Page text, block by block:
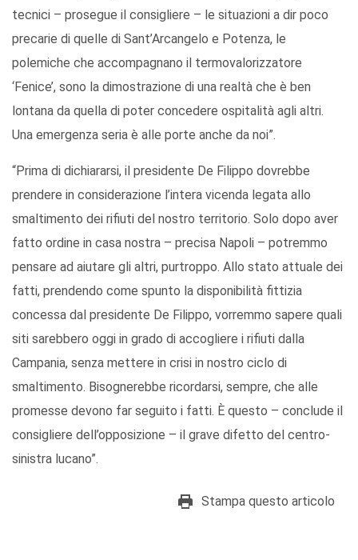
tecnici – prosegue il consigliere – le situazioni a dir poco
precarie di quelle di Sant’Arcangelo e Potenza, le
polemiche che accompagnano il termovalorizzatore
‘Fenice’, sono la dimostrazione di una realtà che è ben
lontana da quella di poter concedere ospitalità agli altri.
Una emergenza seria è alle porte anche da noi”.
“Prima di dichiararsi, il presidente De Filippo dovrebbe
prendere in considerazione l’intera vicenda legata allo
smaltimento dei rifiuti del nostro territorio. Solo dopo aver
fatto ordine in casa nostra – precisa Napoli – potremmo
pensare ad aiutare gli altri, purtroppo. Allo stato attuale dei
fatti, prendendo come spunto la disponibilità fittizia
concessa dal presidente De Filippo, vorremmo sapere quali
siti sarebbero oggi in grado di accogliere i rifiuti dalla
Campania, senza mettere in crisi in nostro ciclo di
smaltimento. Bisognerebbe ricordarsi, sempre, che alle
promesse devono far seguito i fatti. È questo – conclude il
consigliere dell’opposizione – il grave difetto del centro-
sinistra lucano”.
Stampa questo articolo